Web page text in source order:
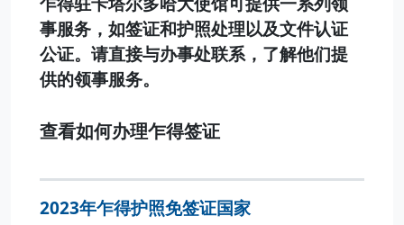
事服务，如签证和护照处理以及文件认证
公证。请直接与办事处联系，了解他们提
供的领事服务。
查看如何办理乍得签证
2023年乍得护照免签证国家